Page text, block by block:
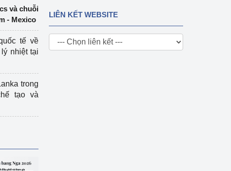
và chuỗi
- Mexico
tế về
nhiệt tại
trong
tạo và
LIÊN KẾT WEBSITE